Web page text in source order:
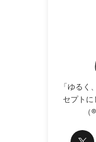
「ゆるく
セプトに